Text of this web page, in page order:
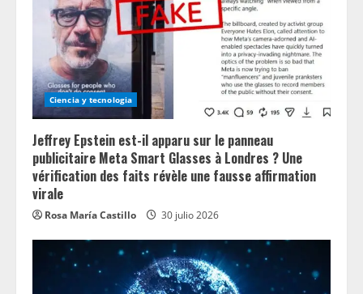
n
g Ciencia y tecnologia
Jeffrey Epstein est-il apparu sur le panneau
publicitaire Meta Smart Glasses à Londres ? Une
vérification des faits révèle une fausse affirmation
virale
Rosa María Castillo 30 julio 2026